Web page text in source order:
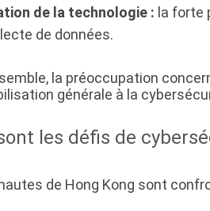
de la technologie : la forte
de données.
la préoccupation
générale à la
les défis de
de Hong Kong sont